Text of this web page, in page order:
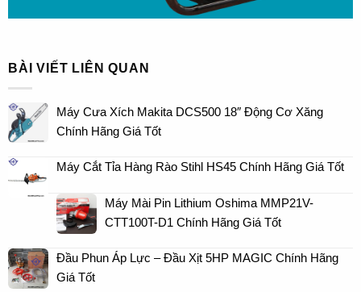
BÀI VIẾT LIÊN QUAN
Máy Cưa Xích Makita DCS500 18″ Động Cơ Xăng
Chính Hãng Giá Tốt
Máy Cắt Tỉa Hàng Rào Stihl HS45 Chính Hãng Giá Tốt
Máy Mài Pin Lithium Oshima MMP21V-
CTT100T-D1 Chính Hãng Giá Tốt
Đầu Phun Áp Lực – Đầu Xịt 5HP MAGIC Chính Hãng
Giá Tốt